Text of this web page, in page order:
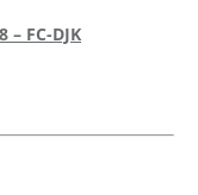
FC-DJK